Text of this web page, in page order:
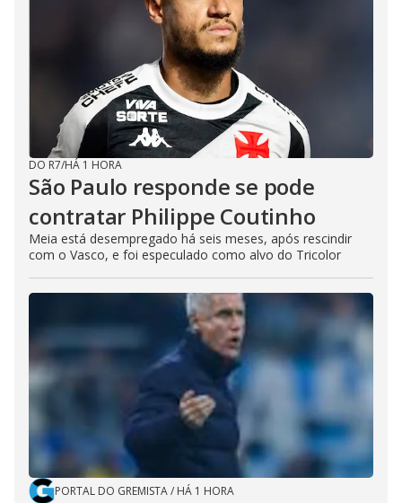
DO R7/HÁ 1 HORA
São Paulo responde se pode
contratar Philippe Coutinho
Meia está desempregado há seis meses, após rescindir
com o Vasco, e foi especulado como alvo do Tricolor
PORTAL DO GREMISTA/ HÁ 1 HORA